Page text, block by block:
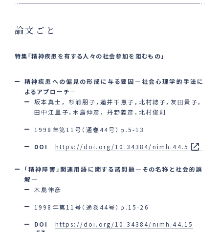
論文ごと
特集「精神疾患を有する人々の社会参加を阻むもの」
精神疾患への偏見の形成に与る要因―社会心理学的手法に
よるアプローチ―
坂本真士， 杉浦朋子，蓮井千恵子，北村總子，友田貴子，
田中江里子，木島伸彦， 丹野義彦，北村俊則
1998年第11号（通巻44号）ｐ.5-13
DOI https://doi.org/10.34384/nimh.44.5
「精神障害」関連用語に関する諸問題―その名称と社会的誤
解―
木島伸彦
1998年第11号（通巻44号）ｐ.15-26
DOI https://doi.org/10.34384/nimh.44.15